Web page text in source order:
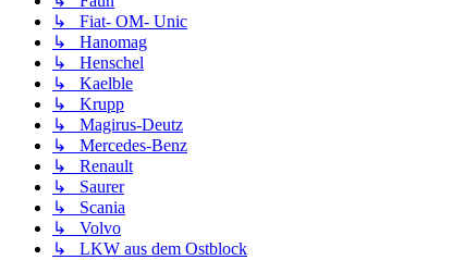
↳ Fiat- OM- Unic
↳ Hanomag
↳ Henschel
↳ Kaelble
↳ Krupp
↳ Magirus-Deutz
↳ Mercedes-Benz
↳ Renault
↳ Saurer
↳ Scania
↳ Volvo
↳ LKW aus dem Ostblock